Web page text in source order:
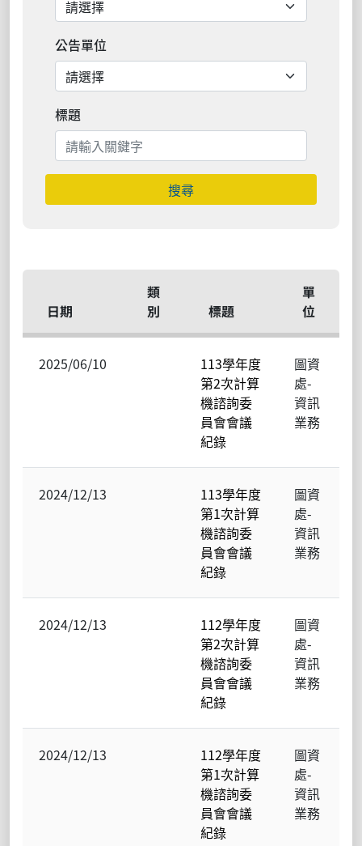
公告單位
標題
搜尋
日期
類
別
標題
單
位
2025/06/10
113學年度
第2次計算
機諮詢委
員會會議
紀錄
圖資
處-
資訊
業務
2024/12/13
113學年度
第1次計算
機諮詢委
員會會議
紀錄
圖資
處-
資訊
業務
2024/12/13
112學年度
第2次計算
機諮詢委
員會會議
紀錄
圖資
處-
資訊
業務
2024/12/13
112學年度
第1次計算
機諮詢委
員會會議
紀錄
圖資
處-
資訊
業務